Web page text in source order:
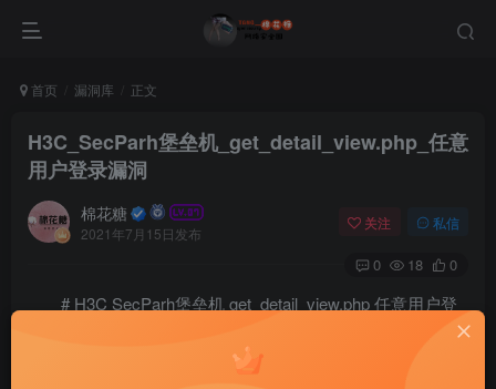
首页 漏洞库 正文
H3C_SecParh堡垒机_get_detail_view.php_任意
用户登录漏洞
棉花糖
2021年7月15日发布
关注 私信
0 18 0
# H3C SecParh堡垒机 get_detail_view.php 任意用户登